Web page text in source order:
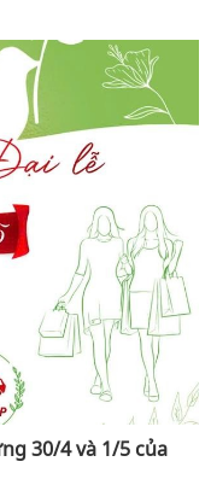
30/4 và 1/5 của